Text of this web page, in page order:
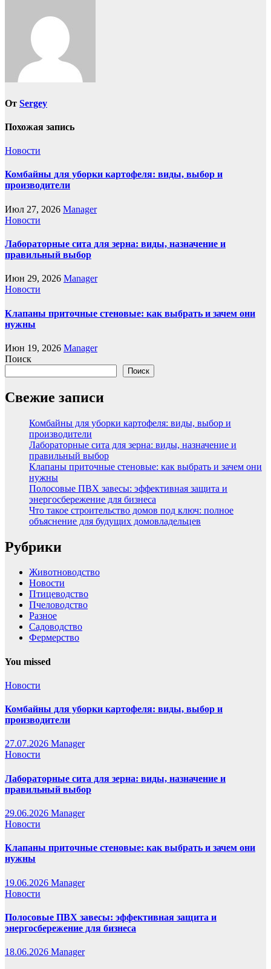
От Sergey
Похожая запись
Новости
Комбайны для уборки картофеля: виды, выбор и
производители
Июл 27, 2026 Manager
Новости
Лабораторные сита для зерна: виды, назначение и
правильный выбор
Июн 29, 2026 Manager
Новости
Клапаны приточные стеновые: как выбрать и зачем они
нужны
Июн 19, 2026 Manager
Поиск
Поиск
Свежие записи
Комбайны для уборки картофеля: виды, выбор и
производители
Лабораторные сита для зерна: виды, назначение и
правильный выбор
Клапаны приточные стеновые: как выбрать и зачем они
нужны
Полосовые ПВХ завесы: эффективная защита и
энергосбережение для бизнеса
Что такое строительство домов под ключ: полное
объяснение для будущих домовладельцев
Рубрики
Животноводство
Новости
Птицеводство
Пчеловодство
Разное
Садоводство
Фермерство
You missed
Новости
Комбайны для уборки картофеля: виды, выбор и
производители
27.07.2026 Manager
Новости
Лабораторные сита для зерна: виды, назначение и
правильный выбор
29.06.2026 Manager
Новости
Клапаны приточные стеновые: как выбрать и зачем они
нужны
19.06.2026 Manager
Новости
Полосовые ПВХ завесы: эффективная защита и
энергосбережение для бизнеса
18.06.2026 Manager